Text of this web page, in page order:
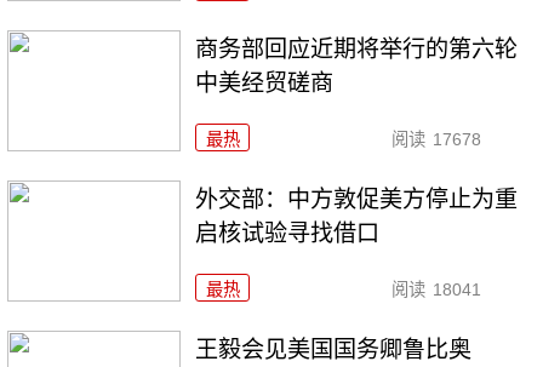
商务部回应近期将举行的第六轮
中美经贸磋商
最热 阅读 17678
外交部：中方敦促美方停止为重
启核试验寻找借口
最热 阅读 18041
王毅会见美国国务卿鲁比奥